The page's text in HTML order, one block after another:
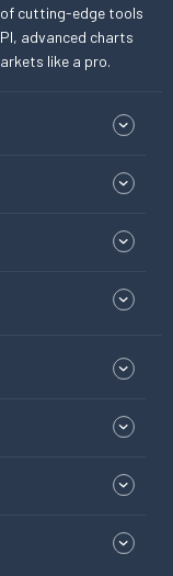
of cutting-edge tools
advanced charts
like a pro.